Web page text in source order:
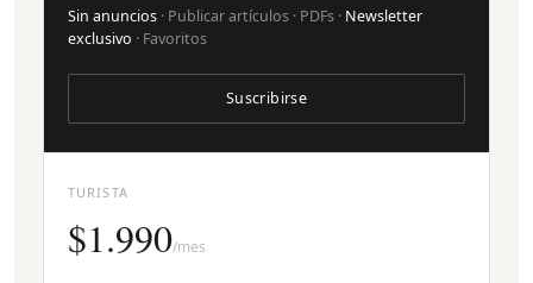
TURISTA
$1.990/mes
Sin anuncios · Publicar artículos · PDFs · Newsletter
exclusivo · Favoritos
Suscribirse